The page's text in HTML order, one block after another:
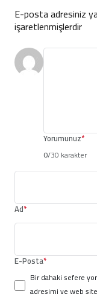
E-posta adresiniz
işaretlenmişlerdir
Yorumunuz*
0/30 karakter
Ad*
E-Posta*
Bir dahaki sefere
adresimi ve web